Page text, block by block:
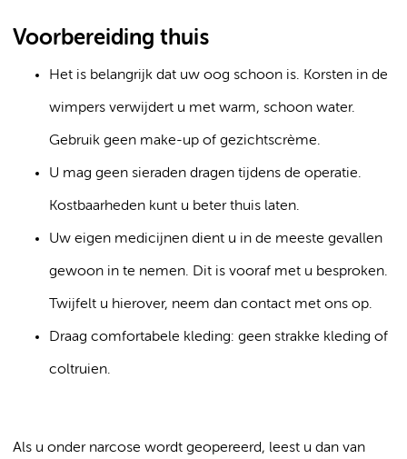
Voorbereiding thuis
Het is belangrijk dat uw oog schoon is. Korsten in de
wimpers verwijdert u met warm, schoon water.
Gebruik geen make-up of gezichtscrème.
U mag geen sieraden dragen tijdens de operatie.
Kostbaarheden kunt u beter thuis laten.
Uw eigen medicijnen dient u in de meeste gevallen
gewoon in te nemen. Dit is vooraf met u besproken.
Twijfelt u hierover, neem dan contact met ons op.
Draag comfortabele kleding: geen strakke kleding of
coltruien.
Als u onder narcose wordt geopereerd, leest u dan van